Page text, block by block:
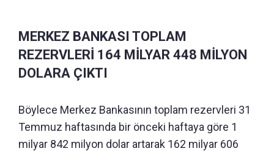
MERKEZ BANKASI TOPLAM
REZERVLERİ 164 MİLYAR 448 MİLYON
DOLARA ÇIKTI
Böylece Merkez Bankasının toplam rezervleri 31
Temmuz haftasında bir önceki haftaya göre 1
milyar 842 milyon dolar artarak 162 milyar 606